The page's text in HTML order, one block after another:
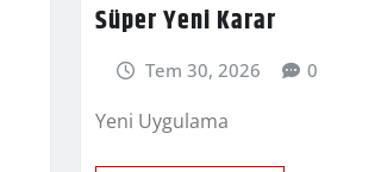
Süper Yeni Karar
Tem 30, 2026 0
Yeni Uygulama